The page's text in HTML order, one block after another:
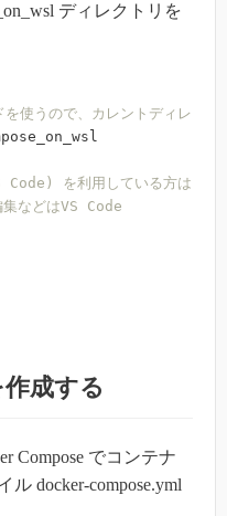
ディレクトリを
うので、カレントディレクト
を利用している方は、
などはVS Code
作成する
Compose でコンテナ
docker-compose.yml